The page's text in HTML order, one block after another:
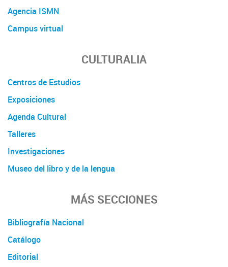
Agencia ISMN
Campus virtual
CULTURALIA
Centros de Estudios
Exposiciones
Agenda Cultural
Talleres
Investigaciones
Museo del libro y de la lengua
MÁS SECCIONES
Bibliografía Nacional
Catálogo
Editorial